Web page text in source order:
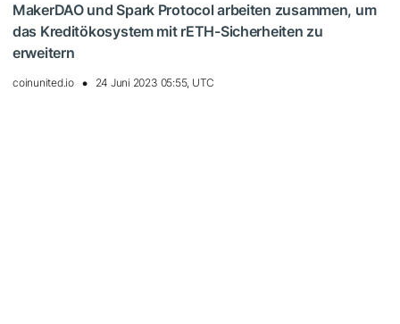
MakerDAO und Spark Protocol arbeiten zusammen, um
das Kreditökosystem mit rETH-Sicherheiten zu
erweitern
coinunited.io 24 Juni 2023 05:55, UTC